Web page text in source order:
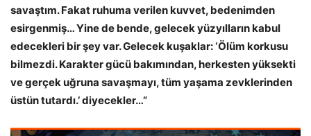
savaştım. Fakat ruhuma verilen kuvvet, bedenimden
esirgenmiş… Yine de bende, gelecek yüzyılların kabul
edecekleri bir şey var. Gelecek kuşaklar: ‘Ölüm korkusu
bilmezdi. Karakter gücü bakımından, herkesten yüksekti
ve gerçek uğruna savaşmayı, tüm yaşama zevklerinden
üstün tutardı.’ diyecekler…”